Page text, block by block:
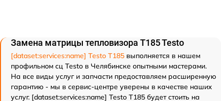
Замена матрицы тепловизора T185 Testo
[dataset:services:name] Testo T185 выполняется в нашем
профильном сц Testo в Челябинске опытными мастерами.
На все виды услуг и запчасти предоставляем расширенную
гарантию - мы в сервис-центре уверены в качестве наших
услуг. [dataset:services:name] Testo T185 будет стоить на